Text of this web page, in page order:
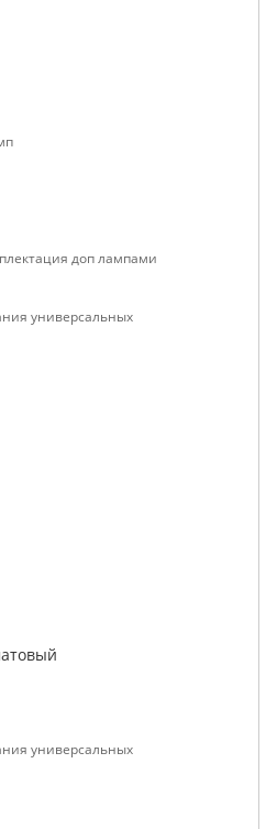
доп лампами
универсальных
универсальных